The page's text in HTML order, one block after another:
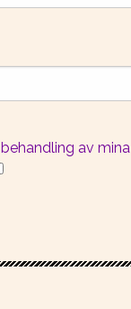
behandling av mina